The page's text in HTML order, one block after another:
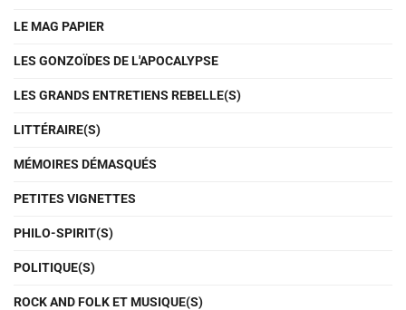
LE MAG PAPIER
LES GONZOÏDES DE L'APOCALYPSE
LES GRANDS ENTRETIENS REBELLE(S)
LITTÉRAIRE(S)
MÉMOIRES DÉMASQUÉS
PETITES VIGNETTES
PHILO-SPIRIT(S)
POLITIQUE(S)
ROCK AND FOLK ET MUSIQUE(S)